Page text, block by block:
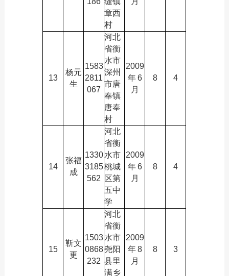
章西
村
13
杨元
生
1583
2811
067
河北
省衡
水市
深州
市唐
奉镇
唐奉
村
2009
年6
月
8 4
14
张福
成
1330
3185
562
河北
省衡
水市
桃城
区第
五中
学
2009
年6
月
8 4
15
靳文
更
1503
0868
232
河北
省衡
水市
尧阳
县里
满乡
2009
年8
月
8 3